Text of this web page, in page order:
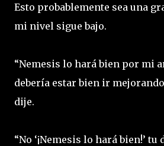
Esto probablemente sea una
mi nivel sigue bajo.
“Nemesis lo hará bien por mi
debería estar bien ir
dije.
“No ‘¡Nemesis lo hará bien!’ tu